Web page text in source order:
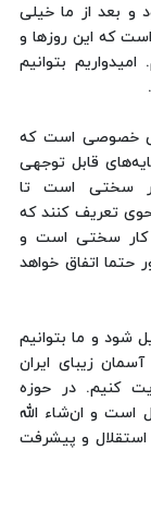
و بعد از ما خیلی
که این روزها و
بتوانیم
بخش خصوصی است که
قابل توجهی
سختی است تا
تعریف کنند که
کار سختی است و
حتما اتفاق خواهد
هم امیدواریم در سال 95 تشکیل شود و ما بتوانیم
زیبای ایران
کنیم. در حوزه
و ان‌شاء الله
و پیشرفت